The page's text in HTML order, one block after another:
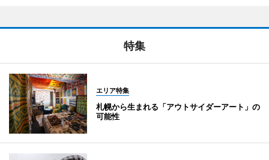
特集
エリア特集
札幌から生まれる「アウトサイダーアート」の
可能性